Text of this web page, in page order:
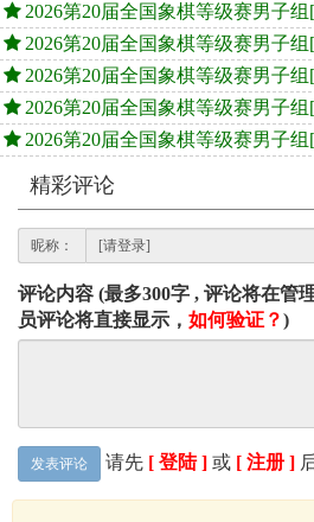
2026第20届全国象棋等级赛男子
2026第20届全国象棋等级赛男子
2026第20届全国象棋等级赛男子
2026第20届全国象棋等级赛男子
2026第20届全国象棋等级赛男子
精彩评论
昵称：
评论内容 (最多300字 , 评论将在管
员评论将直接显示， 如何验证？)
发表评论 请先 [ 登陆 ] 或 [ 注册 ]